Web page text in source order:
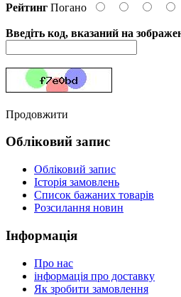
Рейтинг Погано
Введіть код, вказаний на
Продовжити
Обліковий запис
Обліковий запис
Історія замовлень
Список бажаних товарів
Розсилання новин
Інформація
Про нас
інформація про доставку
Як зробити замовлення